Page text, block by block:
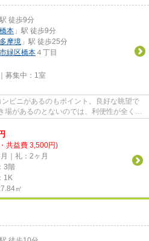
駅 徒歩9分
橋本 」駅 徒歩9分
多摩境 」駅 徒歩25分
緑区橋本 ４丁目
募集中： 1室
ビニがあるのもポイント。良好な眺望で
場があるのとないのでは、利便性が全く違
共益費 3,500円)
｜礼：2ヶ月
3階
1K
㎡